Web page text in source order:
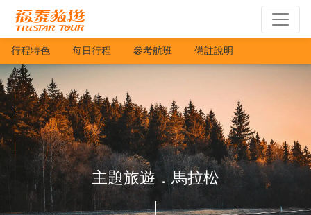
行程特色 每日行程 參考航班 備註說明
主題旅遊．馬拉松